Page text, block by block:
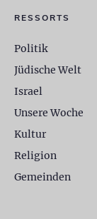
RESSORTS
Politik
Jüdische Welt
Israel
Unsere Woche
Kultur
Religion
Gemeinden